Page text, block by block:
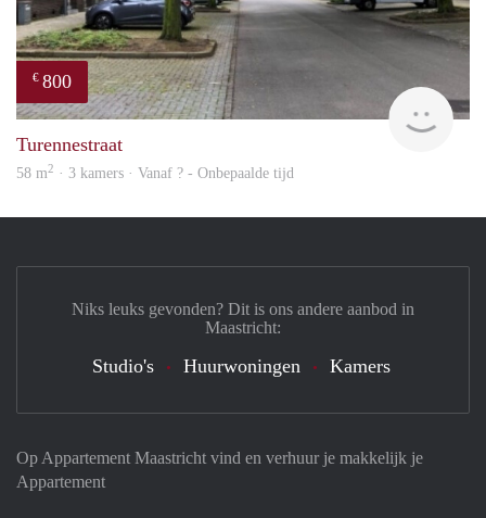
€ 800
Turennestraat
58 m2 · 3 kamers · Vanaf ? - Onbepaalde tijd
Op Appartement Maastricht vind en verhuur je makkelijk je
Appartement
Niks leuks gevonden? Dit is ons andere aanbod in
Maastricht:
Studio's Huurwoningen Kamers